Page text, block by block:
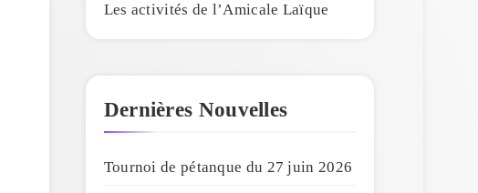
Les activités de l’Amicale Laïque
Dernières Nouvelles
Tournoi de pétanque du 27 juin 2026